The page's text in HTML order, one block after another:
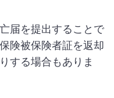
届を提出することで
険被保険者証を返却
する場合もありま